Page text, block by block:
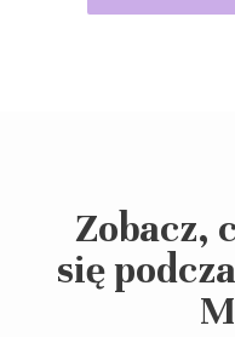
Zobacz,
się